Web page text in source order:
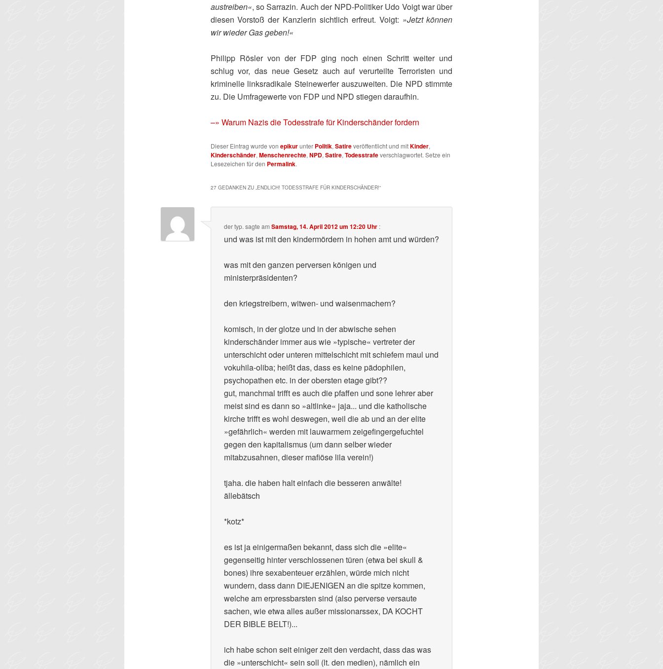
austreiben«, so Sarrazin. Auch der NPD-Politiker Udo Voigt war über
diesen Vorstoß der Kanzlerin sichtlich erfreut. Voigt: »Jetzt können
wir wieder Gas geben!«
Philipp Rösler von der FDP ging noch einen Schritt weiter und
schlug vor, das neue Gesetz auch auf verurteilte Terroristen und
kriminelle linksradikale Steinewerfer auszuweiten. Die NPD stimmte
zu. Die Umfragewerte von FDP und NPD stiegen daraufhin.
–» Warum Nazis die Todesstrafe für Kinderschänder fordern
Dieser Eintrag wurde von epikurunter Politik, Satireveröffentlicht und mitKinder,
Kinderschänder, Menschenrechte, NPD, Satire, Todesstrafeverschlagwortet. Setze ein
Lesezeichen für den Permalink.
27 GEDANKEN ZU „ ENDLICH! TODESSTRAFE FÜR KINDERSCHÄNDER!“
der typ. sagte am Samstag, 14. April 2012 um 12:20 Uhr :
und was ist mit den kindermördern in hohen amt und würden?
was mit den ganzen perversen königen und
ministerpräsidenten?
den kriegstreibern, witwen- und waisenmachern?
komisch, in der glotze und in der abwische sehen
kinderschänder immer aus wie »typische« vertreter der
unterschicht oder unteren mittelschicht mit schiefem maul und
vokuhila-oliba; heißt das, dass es keine pädophilen,
psychopathen etc. in der obersten etage gibt??
gut, manchmal trifft es auch die pfaffen und sone lehrer aber
meist sind es dann so »altlinke« jaja... und die katholische
kirche trifft es wohl deswegen, weil die ab und an der elite
»gefährlich« werden mit lauwarmem zeigefingergefuchtel
gegen den kapitalismus (um dann selber wieder
mitabzusahnen, dieser mafiöse lila verein!)
tjaha. die haben halt einfach die besseren anwälte!
ällebätsch
*kotz*
es ist ja einigermaßen bekannt, dass sich die »elite«
gegenseitig hinter verschlossenen türen (etwa bei skull &
bones) ihre sexabenteuer erzählen, würde mich nicht
wundern, dass dann DIEJENIGEN an die spitze kommen,
welche am erpressbarsten sind (also perverse versaute
sachen, wie etwa alles außer missionarssex, DA KOCHT
DER BIBLE BELT!)...
ich habe schon seit einiger zeit den verdacht, dass das was
die »unterschicht« sein soll (lt. den medien), nämlich ein